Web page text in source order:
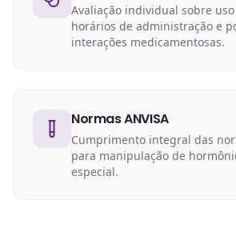
Avaliação individual sobre
horários de administração e
interações medicamentosas.
Normas ANVISA
Cumprimento integral das
para manipulação de
especial.